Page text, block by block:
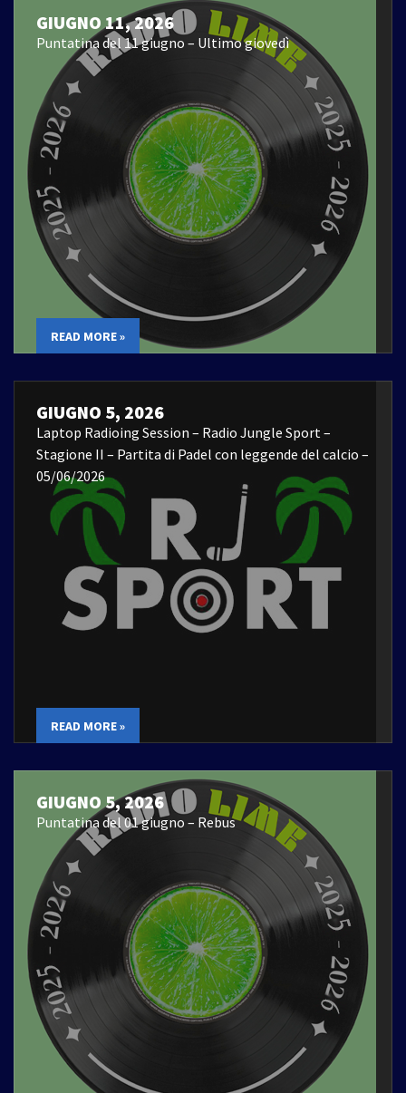
GIUGNO 11, 2026
Puntatina del 11 giugno – Ultimo giovedì
READ MORE »
GIUGNO 5, 2026
Laptop Radioing Session – Radio Jungle Sport –
Stagione II – Partita di Padel con leggende del calcio –
05/06/2026
READ MORE »
GIUGNO 5, 2026
Puntatina del 01 giugno – Rebus